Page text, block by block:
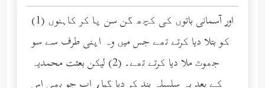
(1) اور آسمانی باتوں کی کچھ گن سن پا کر کاہنوں
کو بتلا دیا کرتے تھے جس میں وہ اپنی طرف سے سو
جھوٹ ملا دیا کرتے تھے۔ (2) لیکن بعثت محمدیہ